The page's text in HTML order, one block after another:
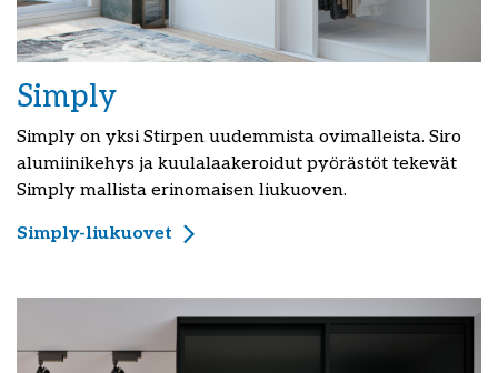
Simply
Simply on yksi Stirpen uudemmista ovimalleista. Siro
alumiinikehys ja kuulalaakeroidut pyörästöt tekevät
Simply mallista erinomaisen liukuoven.
Simply-liukuovet